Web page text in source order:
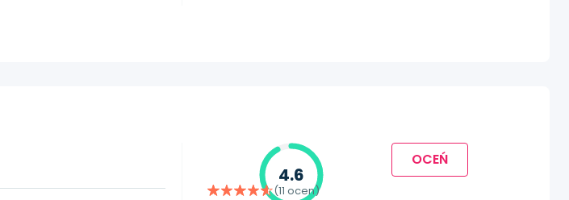
4.6
(11 ocen)
OCEŃ